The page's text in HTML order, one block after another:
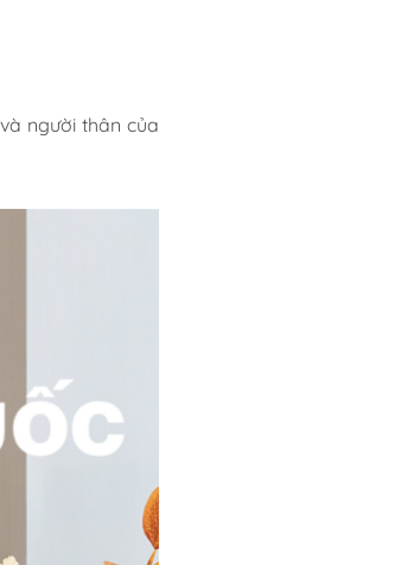
người thân của